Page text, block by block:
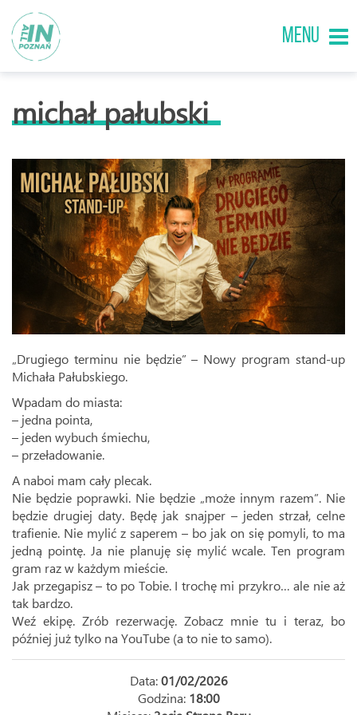
MENU
michał pałubski
„Drugiego terminu nie będzie” – Nowy program stand-up
Michała Pałubskiego.
Wpadam do miasta:
– jedna pointa,
– jeden wybuch śmiechu,
– przeładowanie.
A naboi mam cały plecak.
Nie będzie poprawki. Nie będzie „może innym razem”. Nie
będzie drugiej daty. Będę jak snajper – jeden strzał, celne
trafienie. Nie mylić z saperem – bo jak on się pomyli, to ma
jedną pointę. Ja nie planuję się mylić wcale. Ten program
gram raz w każdym mieście.
Jak przegapisz – to po Tobie. I trochę mi przykro… ale nie aż
tak bardzo.
Weź ekipę. Zrób rezerwację. Zobacz mnie tu i teraz, bo
później już tylko na YouTube (a to nie to samo).
Data:01/02/2026
Godzina: 18:00